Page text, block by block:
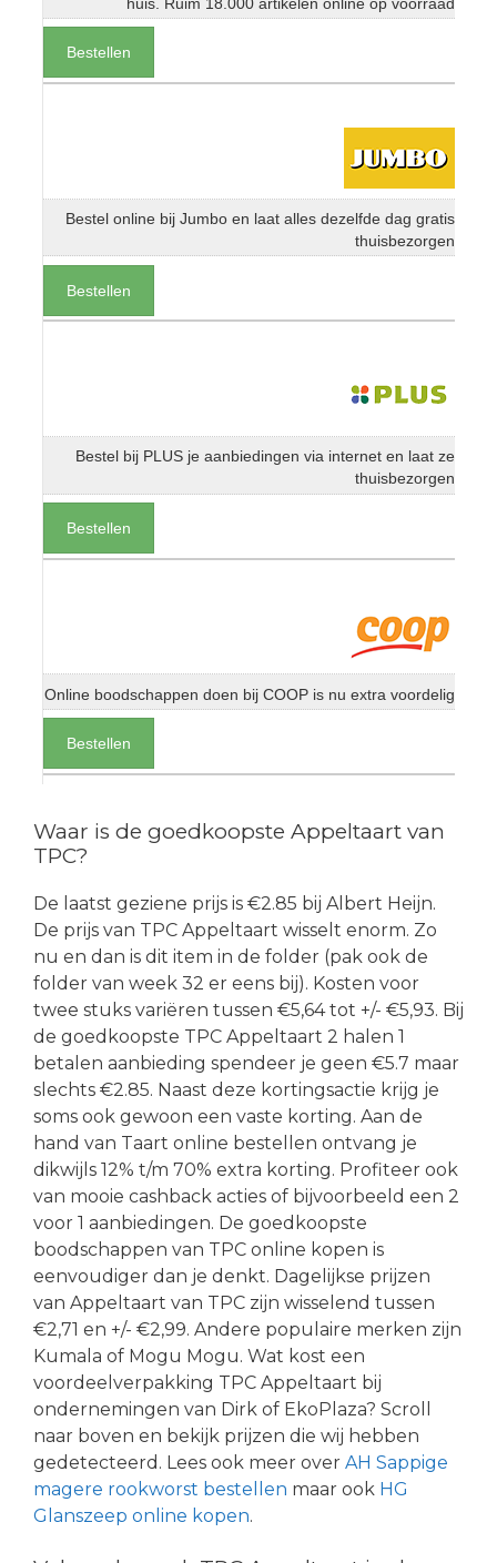
Bestellen
Bestel online bij Jumbo en laat alles dezelfde dag gratis
thuisbezorgen
Bestellen
Bestel bij PLUS je aanbiedingen via internet en laat ze
thuisbezorgen
Bestellen
Online boodschappen doen bij COOP is nu extra voordelig
Bestellen
Waar is de goedkoopste Appeltaart van
TPC?
De laatst geziene prijs is €2.85 bij Albert Heijn.
De prijs van TPC Appeltaart wisselt enorm. Zo
nu en dan is dit item in de folder (pak ook de
folder van week 32 er eens bij). Kosten voor
twee stuks variëren tussen €5,64 tot +/- €5,93. Bij
de goedkoopste TPC Appeltaart 2 halen 1
betalen aanbieding spendeer je geen €5.7 maar
slechts €2.85. Naast deze kortingsactie krijg je
soms ook gewoon een vaste korting. Aan de
hand van Taart online bestellen ontvang je
dikwijls 12% t/m 70% extra korting. Profiteer ook
van mooie cashback acties of bijvoorbeeld een 2
voor 1 aanbiedingen. De goedkoopste
boodschappen van TPC online kopen is
eenvoudiger dan je denkt. Dagelijkse prijzen
van Appeltaart van TPC zijn wisselend tussen
€2,71 en +/- €2,99. Andere populaire merken zijn
Kumala of Mogu Mogu. Wat kost een
voordeelverpakking TPC Appeltaart bij
ondernemingen van Dirk of EkoPlaza? Scroll
naar boven en bekijk prijzen die wij hebben
gedetecteerd. Lees ook meer over AH Sappige
magere rookworst bestellen maar ook HG
Glanszeep online kopen.